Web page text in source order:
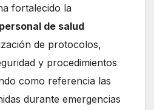
fortalecido la
de salud
de protocolos,
y procedimientos
como referencia las
durante emergencias